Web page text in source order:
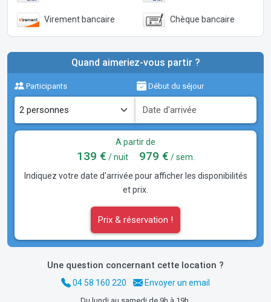
Virement bancaire Chèque bancaire
Quand aimeriez-vous partir ?
Participants Début du séjour
A partir de
139 € / nuit 979 € / sem.
Indiquez votre date d'arrivée pour afficher les disponibilités
et prix.
Prix & réservation !
Une question concernant cette location ?
04 58 160 220 Envoyer un email